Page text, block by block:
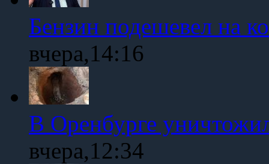
Бензин подешевел на
вчера,14:16
В Оренбурге
вчера,12:34